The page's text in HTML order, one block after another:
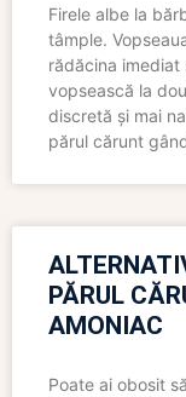
Firele albe la
tâmple.
rădăcina imediat
vopsească la
discretă și mai
părul cărunt
PĂRUL
AMONIAC
Poate ai obosit